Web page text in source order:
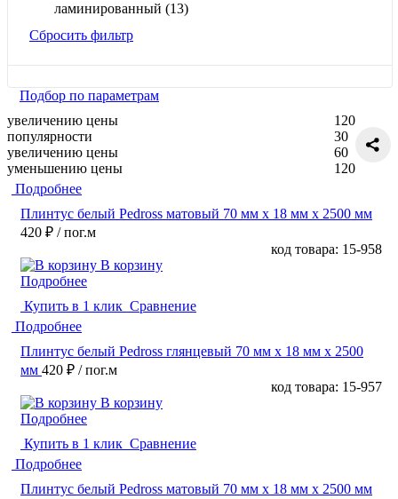
ламинированный (13)
Сбросить фильтр
Подбор по параметрам
увеличению цены
популярности
увеличению цены
уменьшению цены
120
30
60
120
Подробнее
Плинтус белый Pedross матовый 70 мм х 18 мм х 2500 мм
420 ₽ / пог.м
код товара: 15-958
В корзину
Подробнее
Купить в 1 клик Сравнение
Подробнее
Плинтус белый Pedross глянцевый 70 мм х 18 мм х 2500
мм 420 ₽ / пог.м
код товара: 15-957
В корзину
Подробнее
Купить в 1 клик Сравнение
Подробнее
Плинтус белый Pedross матовый 70 мм х 18 мм х 2500 мм